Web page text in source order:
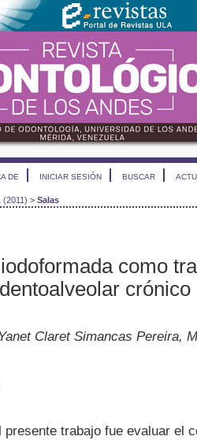
DE INICIAR SESIÓN BUSCAR
(2011) > Salas
como
Claret Simancas Pereira,
presente trabajo fue evaluar el